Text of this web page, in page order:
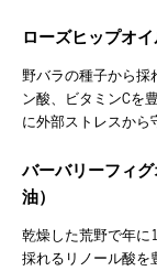
ローズヒップオイ
野バラの種子から採
ン酸、ビタミンCを
に外部ストレスから
バーバリーフィ
油）
乾燥した荒野で年に
採れるリノール酸を